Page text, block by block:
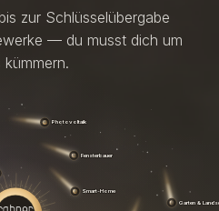
zur Schlüsselübergabe
— du musst dich um
kümmern.
Photovoltaik
Energieberater